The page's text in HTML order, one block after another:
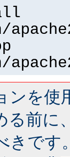
ンを使
る前に
きです